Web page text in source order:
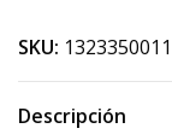
SKU: 1323350011
Descripción